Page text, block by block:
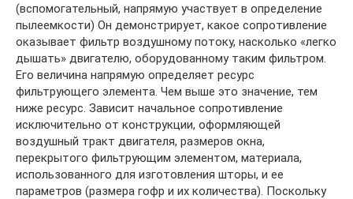
(вспомогательный, напрямую участвует в определение
пылеемкости) Он демонстрирует, какое сопротивление
оказывает фильтр воздушному потоку, насколько «легко
дышать» двигателю, оборудованному таким фильтром.
Его величина напрямую определяет ресурс
фильтрующего элемента. Чем выше это значение, тем
ниже ресурс. Зависит начальное сопротивление
исключительно от конструкции, оформляющей
воздушный тракт двигателя, размеров окна,
перекрытого фильтрующим элементом, материала,
использованного для изготовления шторы, и ее
параметров (размера гофр и их количества). Поскольку